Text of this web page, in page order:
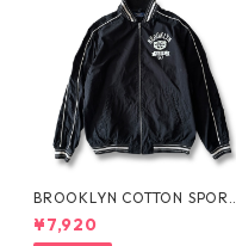
BROOKLYN COTTON SPORT
JKT by Polo Ralph Lauren
¥7,920